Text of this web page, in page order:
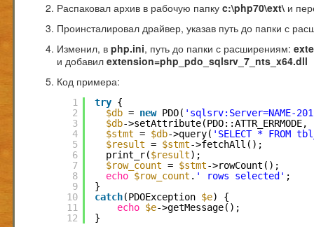
Распаковал архив в рабочую папку c:\php70\ext\ и
Проинсталировал драйвер, указав путь до папки с
Изменил, в php.ini, путь до папки с расширениям:
и добавил extension=php_pdo_sqlsrv_7_nts_x64.dll
Код примера:
1
2
3
4
5
6
7
8
9
10
11
12
try {
$db = new PDO( 'sqlsrv:Server=NAME-
$db->setAttribute(PDO::ATTR_ERRMODE,
$stmt = $db->query( 'SELECT * FROM
$result = $stmt->fetchAll();
print_r($result);
$row_count = $stmt->rowCount();
echo $row_count . ' rows selected' ;
}
catch(PDOException $e) {
echo $e->getMessage();
}